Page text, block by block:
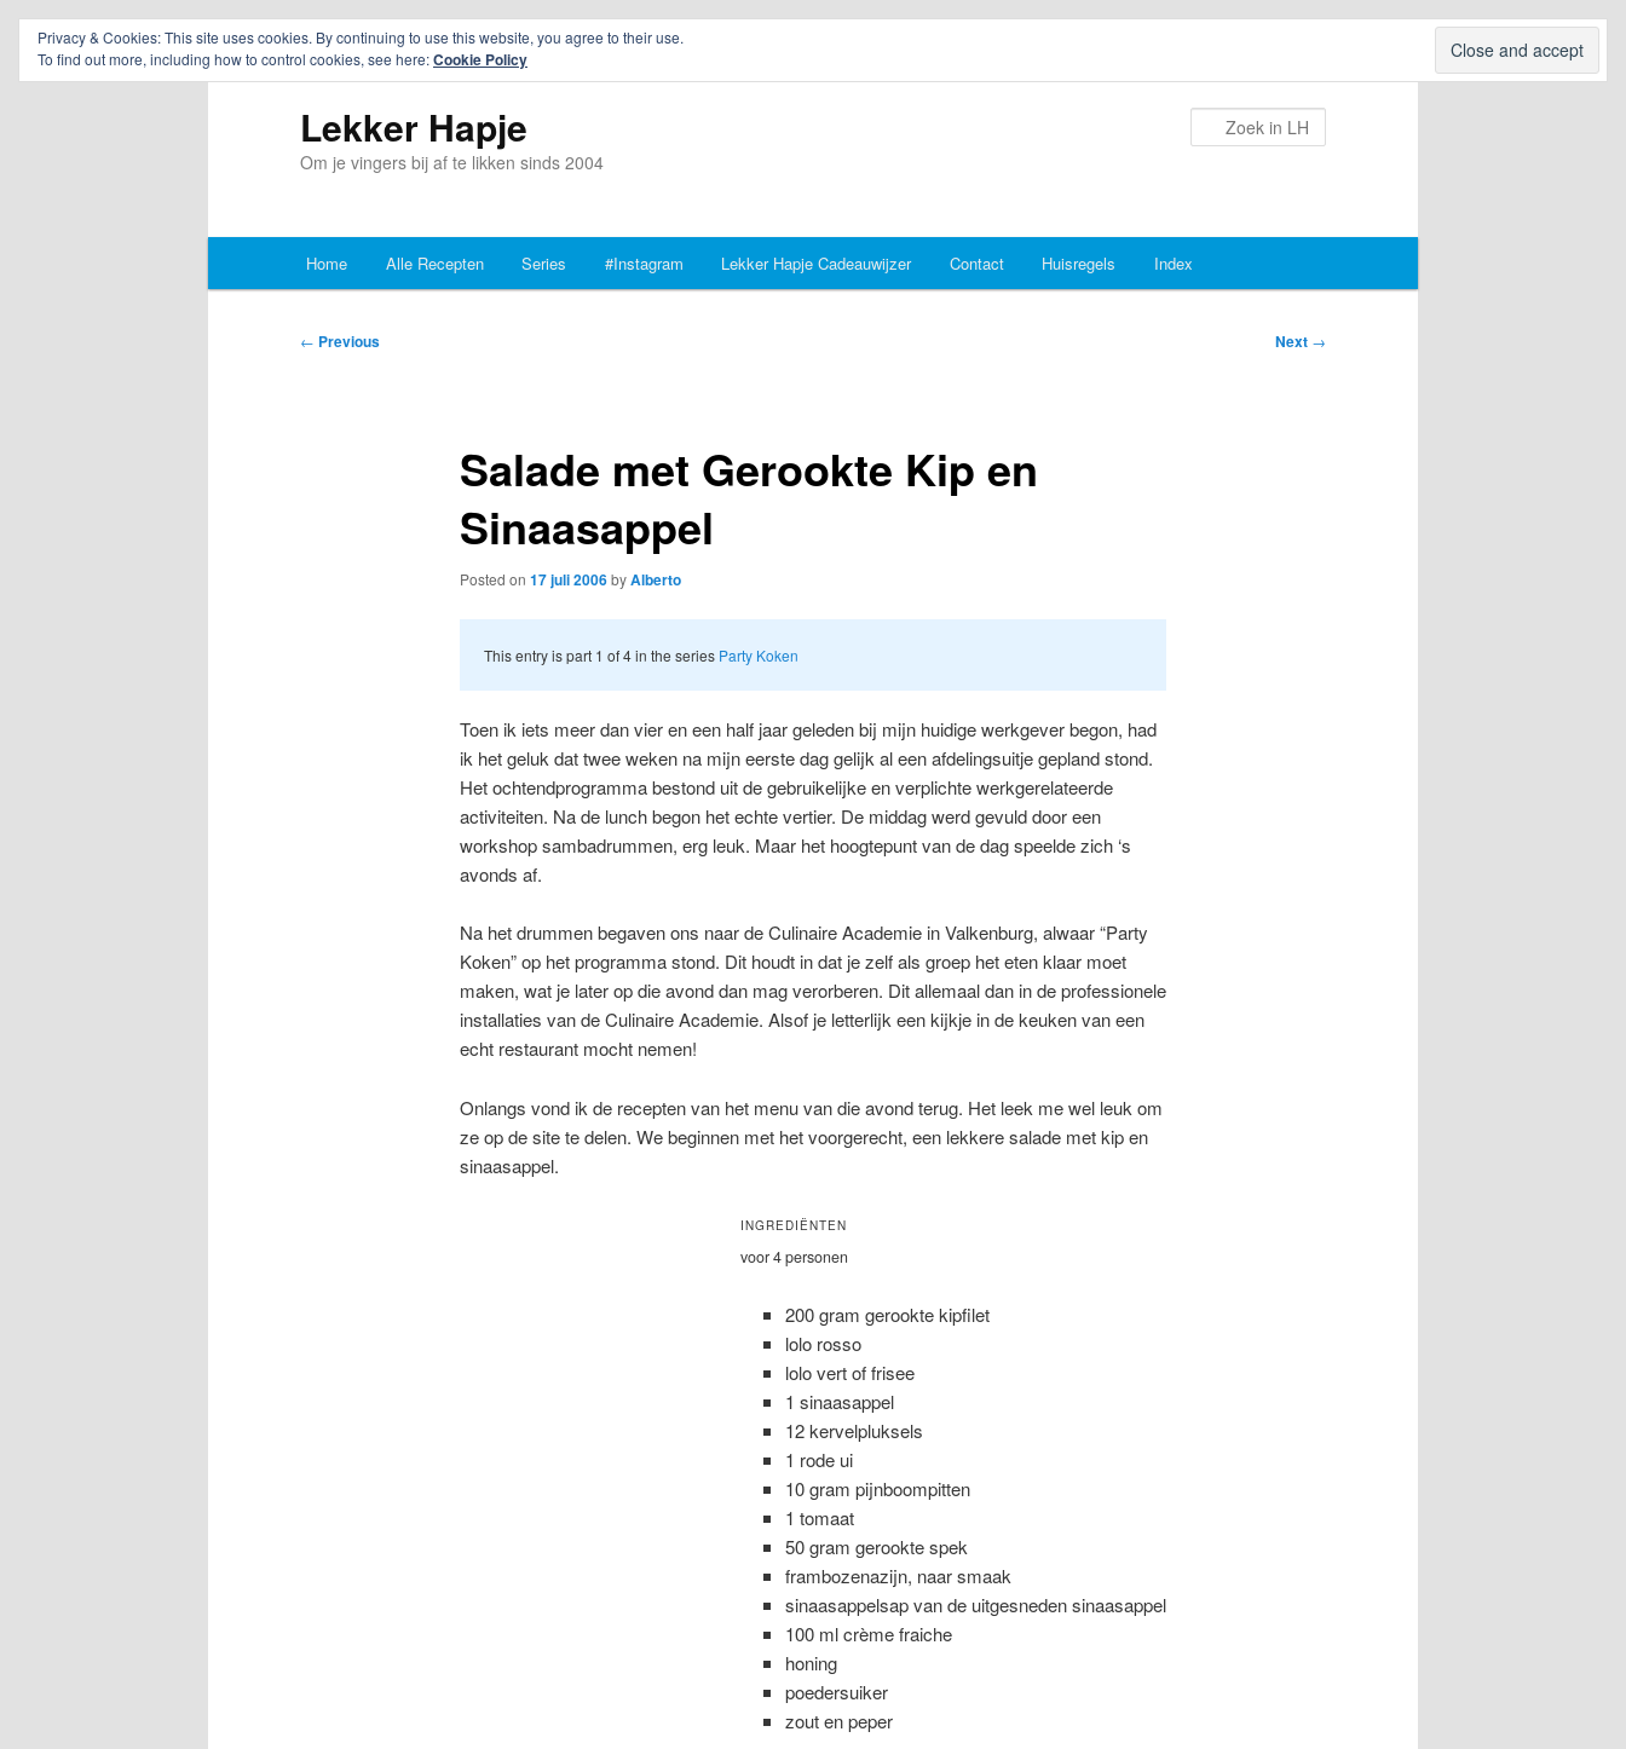
Lekker Hapje
Om je vingers bij af te likken sinds 2004
Skip
Skip
Home Alle Recepten Series #Instagram Lekker Hapje Cadeauwijzer Contact Huisregels Index
Post
← Previous Next →
Salade met Gerookte Kip en
Sinaasappel
Posted on 17 juli 2006byAlberto
This entry is part 1 of 4 in the series Party Koken
Toen ik iets meer dan vier en een half jaar geleden bij mijn huidige werkgever begon, had
ik het geluk dat twee weken na mijn eerste dag gelijk al een afdelingsuitje gepland stond.
Het ochtendprogramma bestond uit de gebruikelijke en verplichte werkgerelateerde
activiteiten. Na de lunch begon het echte vertier. De middag werd gevuld door een
workshop sambadrummen, erg leuk. Maar het hoogtepunt van de dag speelde zich ‘s
avonds af.
Na het drummen begaven ons naar de Culinaire Academie in Valkenburg, alwaar “Party
Koken” op het programma stond. Dit houdt in dat je zelf als groep het eten klaar moet
maken, wat je later op die avond dan mag verorberen. Dit allemaal dan in de professionele
installaties van de Culinaire Academie. Alsof je letterlijk een kijkje in de keuken van een
echt restaurant mocht nemen!
Onlangs vond ik de recepten van het menu van die avond terug. Het leek me wel leuk om
ze op de site te delen. We beginnen met het voorgerecht, een lekkere salade met kip en
sinaasappel.
INGREDIËNTEN
voor 4 personen
200 gram gerookte kipfilet
lolo rosso
lolo vert of frisee
1 sinaasappel
12 kervelpluksels
1 rode ui
10 gram pijnboompitten
1 tomaat
50 gram gerookte spek
frambozenazijn, naar smaak
sinaasappelsap van de uitgesneden sinaasappel
100 ml crème fraiche
honing
poedersuiker
zout en peper
Privacy & Cookies: This site uses cookies. By continuing to use this website, you agree to their use.
To find out more, including how to control cookies, see here:Cookie Policy